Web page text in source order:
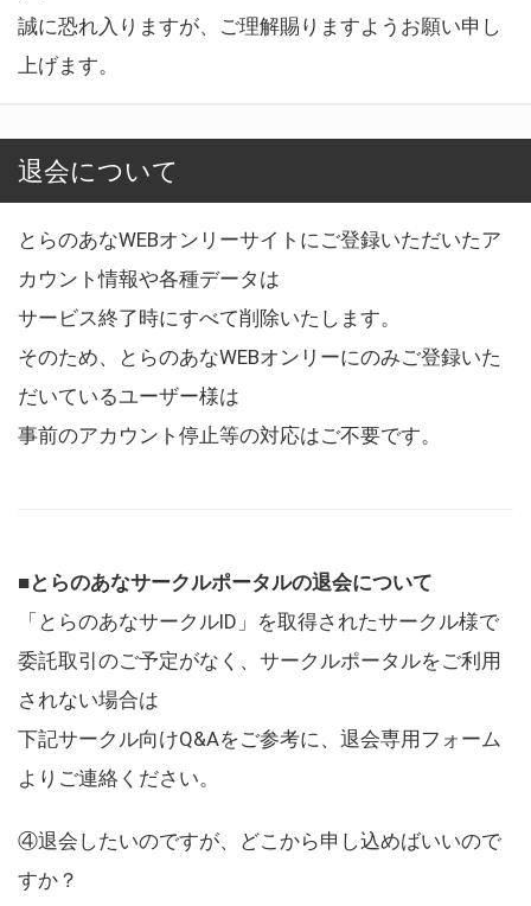
誠に恐れ入りますが、ご理解賜りますようお願い申し
上げます。
退会について
とらのあなWEBオンリーサイトにご登録いただいたア
カウント情報や各種データは
サービス終了時にすべて削除いたします。
そのため、とらのあなWEBオンリーにのみご登録いた
だいているユーザー様は
事前のアカウント停止等の対応はご不要です。
■とらのあなサークルポータルの退会について
「とらのあなサークルID」を取得されたサークル様で
委託取引のご予定がなく、サークルポータルをご利用
されない場合は
下記サークル向けQ&Aをご参考に、退会専用フォーム
よりご連絡ください。
④退会したいのですが、どこから申し込めばいいので
すか？